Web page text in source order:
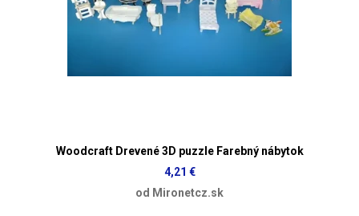
Woodcraft Drevené 3D puzzle Farebný nábytok
4,21 €
od Mironetcz.sk